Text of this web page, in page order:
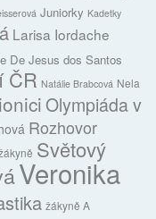
Juniorky Kadetky
Larisa Iordache
De Jesus dos Santos
ČR Natálie Brabcová Nela
Olympiáda v
Rozhovor
Světový
Veronika
žákyně A